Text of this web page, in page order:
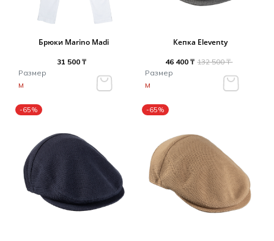
Брюки Marino Madi
31 500 ₸
Размер
M
Кепка Eleventy
46 400 ₸ 132 500 ₸
Размер
M
-65% -65%